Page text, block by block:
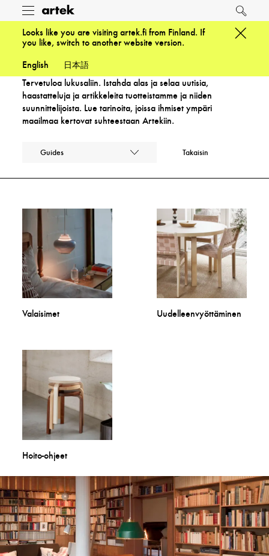
Toggle
menu
Artek Etsi
Looks like you are visiting artek.fi from Finland. If
you like, switch to another website version.
English
日本語
Lukusali
Tervetuloa lukusaliin. Istahda alas ja selaa uutisia,
haastatteluja ja artikkeleita tuotteistamme ja niiden
suunnittelijoista. Lue tarinoita, joissa ihmiset ympäri
maailmaa kertovat suhteestaan Artekiin.
Guides Takaisin
Valaisimet Uudelleenvyöttäminen
Hoito-ohjeet